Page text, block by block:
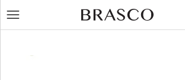
LT